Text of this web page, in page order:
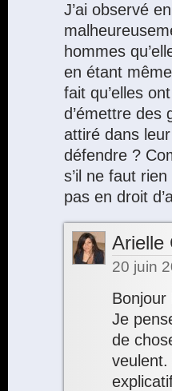
J’ai observé
hommes
en étant
fait qu’elles
d’émettre des
attiré dans leur
défendre ?
s’il ne faut
pas en droit
Arielle
20 juin
Bonjour
Je
de
veulent.